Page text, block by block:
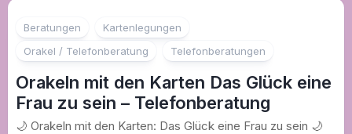
Beratungen
Kartenlegungen
Orakel / Telefonberatung
Telefonberatungen
Orakeln mit den Karten Das Glück eine
Frau zu sein – Telefonberatung
🌙 Orakeln mit den Karten: Das Glück eine Frau zu sein 🌙